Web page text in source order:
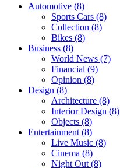
Automotive (8)
Sports Cars (8)
Collection (8)
Bikes (8)
Business (8)
World News (7)
Financial (9)
Opinion (8)
Design (8)
Architecture (8)
Interior Design (8)
Objects (8)
Entertainment (8)
Live Music (8)
Cinema (8)
Night Out (8)